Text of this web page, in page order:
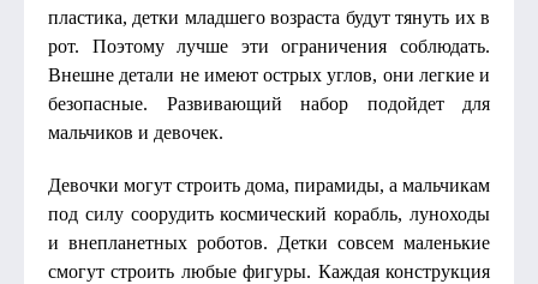
пластика, детки младшего возраста будут тянуть их в
рот. Поэтому лучше эти ограничения соблюдать.
Внешне детали не имеют острых углов, они легкие и
безопасные. Развивающий набор подойдет для
мальчиков и девочек.
Девочки могут строить дома, пирамиды, а мальчикам
под силу соорудить космический корабль, луноходы
и внепланетных роботов. Детки совсем маленькие
смогут строить любые фигуры. Каждая конструкция